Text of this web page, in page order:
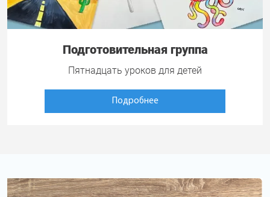
Подготовительная группа
Пятнадцать уроков для детей
Подробнее